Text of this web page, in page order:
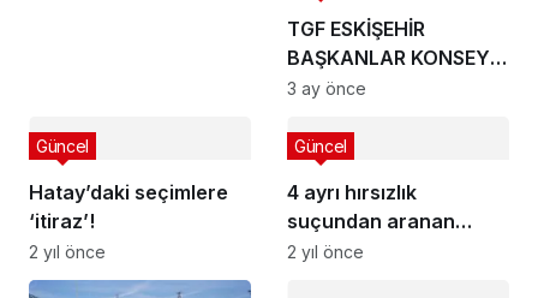
TGF ESKİŞEHİR
BAŞKANLAR KONSEYİ
SONUÇ BİLDİRGESİ
3 ay önce
Hatay’daki seçimlere
‘itiraz’!
Güncel
2 yıl önce
4 ayrı hırsızlık
suçundan aranan
şahıs yakalandı
Güncel
2 yıl önce